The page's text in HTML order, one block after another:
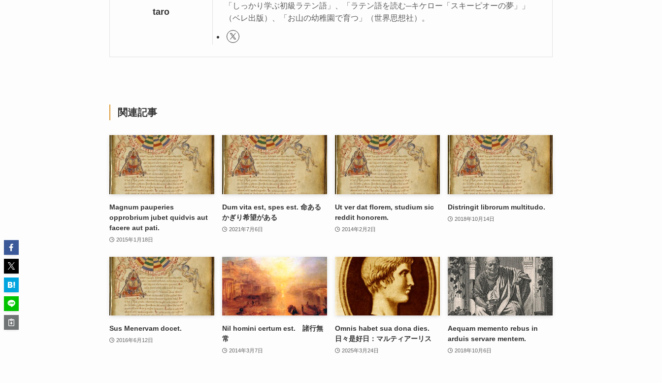
taro
「しっかり学ぶ初級ラテン語」、「ラテン語を読む─キケロー「スキーピオーの夢」」
（ベレ出版）、「お山の幼稚園で育つ」（世界思想社）。
関連記事
Magnum pauperies
opprobrium jubet quidvis aut
facere aut pati.
2015年1月18日
Dum vita est, spes est. 命ある
かぎり希望がある
2021年7月6日
Ut ver dat florem, studium sic
reddit honorem.
2014年2月2日
Distringit librorum multitudo.
2018年10月14日
Sus Menervam docet.
2016年6月12日
Nil homini certum est. 諸行無
常
2014年3月7日
Omnis habet sua dona dies.
日々是好日：マルティアーリス
2025年3月24日
Aequam memento rebus in
arduis servare mentem.
2018年10月6日